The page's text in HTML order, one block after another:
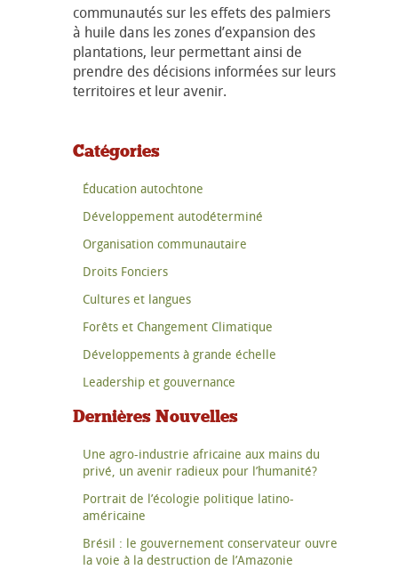
communautés sur les effets des palmiers
à huile dans les zones d’expansion des
plantations, leur permettant ainsi de
prendre des décisions informées sur leurs
territoires et leur avenir.
Catégories
Éducation autochtone
Développement autodéterminé
Organisation communautaire
Droits Fonciers
Cultures et langues
Forêts et Changement Climatique
Développements à grande échelle
Leadership et gouvernance
Dernières Nouvelles
Une agro-industrie africaine aux mains du
privé, un avenir radieux pour l’humanité?
Portrait de l’écologie politique latino-
américaine
Brésil : le gouvernement conservateur ouvre
la voie à la destruction de l’Amazonie